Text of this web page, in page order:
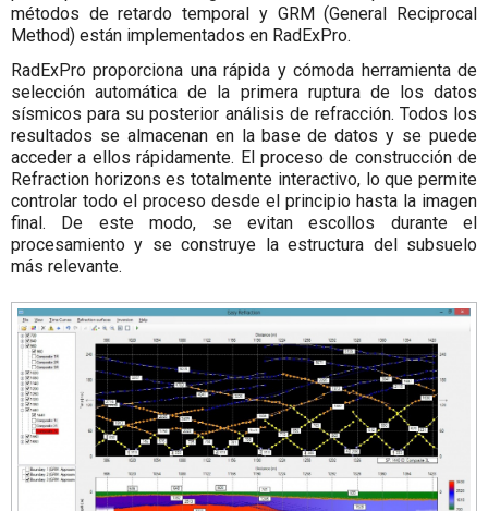
métodos de retardo temporal y GRM (General Reciprocal
Method) están implementados en RadExPro.
RadExPro proporciona una rápida y cómoda herramienta de
selección automática de la primera ruptura de los datos
sísmicos para su posterior análisis de refracción. Todos los
resultados se almacenan en la base de datos y se puede
acceder a ellos rápidamente. El proceso de construcción de
Refraction horizons es totalmente interactivo, lo que permite
controlar todo el proceso desde el principio hasta la imagen
final. De este modo, se evitan escollos durante el
procesamiento y se construye la estructura del subsuelo
más relevante.